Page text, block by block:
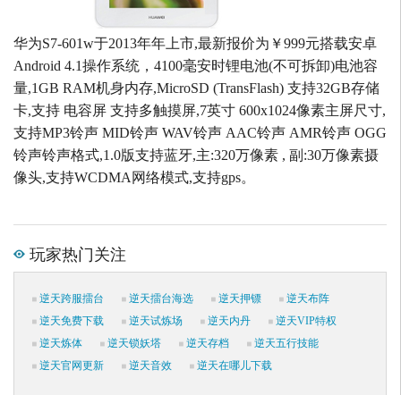
华为S7-601w于2013年年上市,最新报价为￥999元搭载安卓
Android 4.1操作系统，4100毫安时锂电池(不可拆卸)电池容
量,1GB RAM机身内存,MicroSD (TransFlash) 支持32GB存储
卡,支持 电容屏 支持多触摸屏,7英寸 600x1024像素主屏尺寸,
支持MP3铃声 MID铃声 WAV铃声 AAC铃声 AMR铃声 OGG
铃声铃声格式,1.0版支持蓝牙,主:320万像素 , 副:30万像素摄
像头,支持WCDMA网络模式,支持gps。
玩家热门关注
逆天跨服擂台 逆天擂台海选 逆天押镖
逆天布阵
逆天免费下载
逆天试炼场 逆天内丹
逆天VIP特权
逆天炼体
逆天锁妖塔 逆天存档
逆天五行技能
逆天官网更新
逆天音效 逆天在哪儿下载